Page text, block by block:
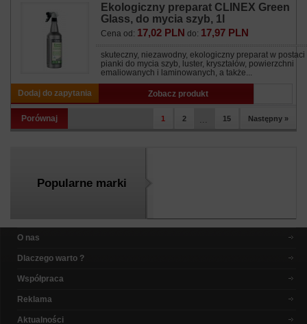
Ekologiczny preparat CLINEX Green
Glass, do mycia szyb, 1l
Cena od: 17,02 PLN do: 17,97 PLN
skuteczny, niezawodny, ekologiczny preparat w postaci
pianki do mycia szyb, luster, kryształów, powierzchni
emaliowanych i laminowanych, a także...
Dodaj do zapytania Zobacz produkt
Porównaj 1 2 15 Następny »
Popularne marki
O nas
Dlaczego warto ?
Współpraca
Reklama
Aktualności